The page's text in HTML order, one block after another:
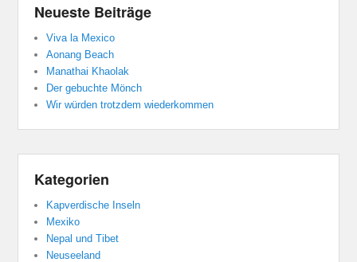
Neueste Beiträge
Viva la Mexico
Aonang Beach
Manathai Khaolak
Der gebuchte Mönch
Wir würden trotzdem wiederkommen
Kategorien
Kapverdische Inseln
Mexiko
Nepal und Tibet
Neuseeland